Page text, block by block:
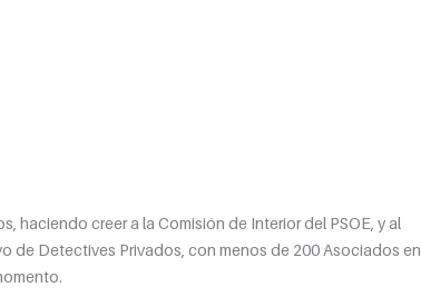
haciendo creer a la Comisión de Interior del PSOE, y al
de Detectives Privados, con menos de 200 Asociados en